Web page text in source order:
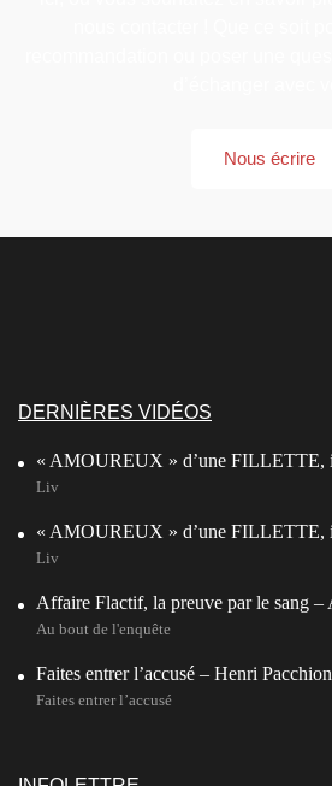
Nous écrire
DERNIÈRES VIDÉOS
« AMOUREUX » d’une FILLETTE,
Liv
« AMOUREUX » d’une FILLETTE,
Liv
Affaire Flactif, la preuve par le sang –
Au bout de l'enquête
Faites entrer l’accusé – Henri
Faites entrer l’accusé